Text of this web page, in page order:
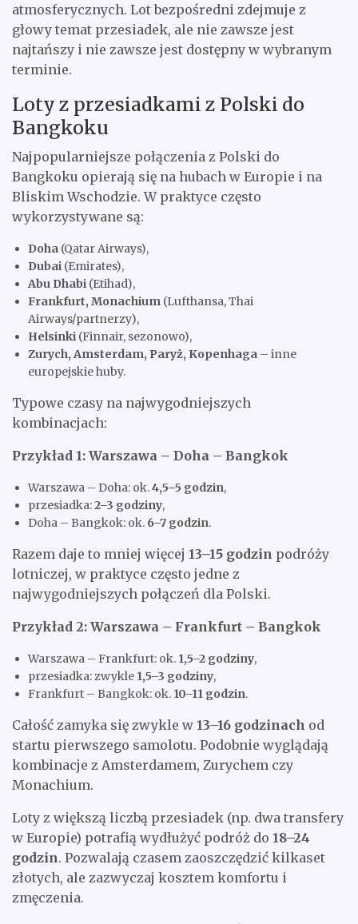
atmosferycznych. Lot bezpośredni zdejmuje z
głowy temat przesiadek, ale nie zawsze jest
najtańszy i nie zawsze jest dostępny w wybranym
terminie.
Loty z przesiadkami z Polski do
Bangkoku
Najpopularniejsze połączenia z Polski do
Bangkoku opierają się na hubach w Europie i na
Bliskim Wschodzie. W praktyce często
wykorzystywane są:
Doha (Qatar Airways),
Dubai (Emirates),
Abu Dhabi (Etihad),
Frankfurt, Monachium (Lufthansa, Thai
Airways/partnerzy),
Helsinki (Finnair, sezonowo),
Zurych, Amsterdam, Paryż, Kopenhaga – inne
europejskie huby.
Typowe czasy na najwygodniejszych
kombinacjach:
Przykład 1: Warszawa – Doha – Bangkok
Warszawa – Doha: ok.4,5–5 godzin,
przesiadka:2–3 godziny,
Doha – Bangkok: ok. 6–7 godzin.
Razem daje to mniej więcej 13–15 godzin podróży
lotniczej, w praktyce często jedne z
najwygodniejszych połączeń dla Polski.
Przykład 2: Warszawa – Frankfurt – Bangkok
Warszawa – Frankfurt: ok. 1,5–2 godziny,
przesiadka: zwykle 1,5–3 godziny,
Frankfurt – Bangkok: ok. 10–11 godzin.
Całość zamyka się zwykle w 13–16 godzinach od
startu pierwszego samolotu. Podobnie wyglądają
kombinacje z Amsterdamem, Zurychem czy
Monachium.
Loty z większą liczbą przesiadek (np. dwa transfery
w Europie) potrafią wydłużyć podróż do 18–24
godzin. Pozwalają czasem zaoszczędzić kilkaset
złotych, ale zazwyczaj kosztem komfortu i
zmęczenia.